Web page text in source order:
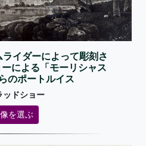
ライダーによって彫刻さ
による「モーリシャス
のポートルイス
ッドショー
を選ぶ